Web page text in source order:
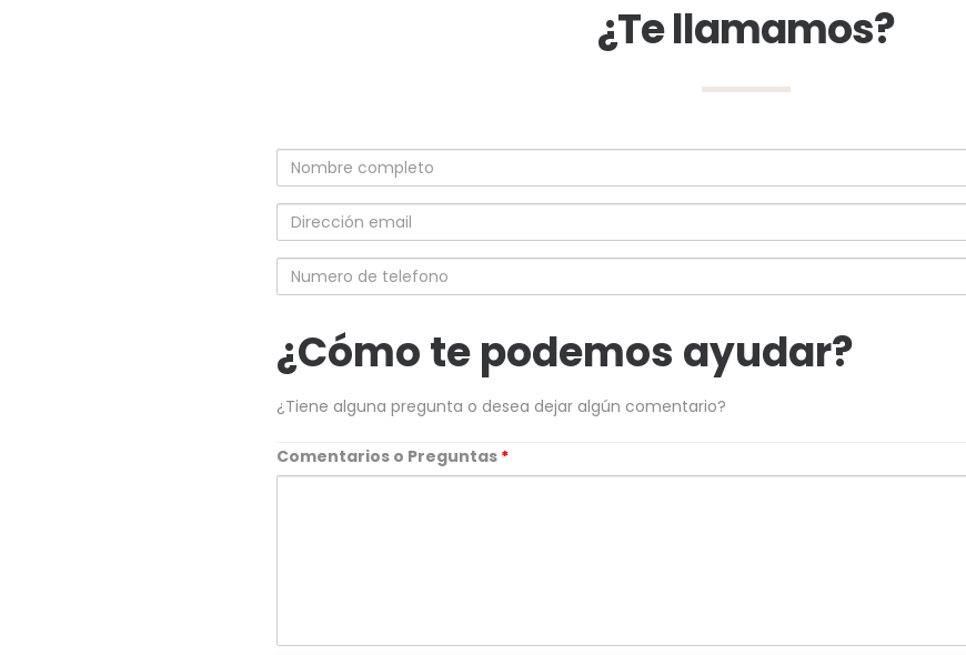
¿Te llamamos?
Nombre
completo
Dirección
email
Numero
de
¿Cómo te podemos ayudar?
¿Tiene alguna pregunta o desea dejar algún comentario?
Comentarios o Preguntas *